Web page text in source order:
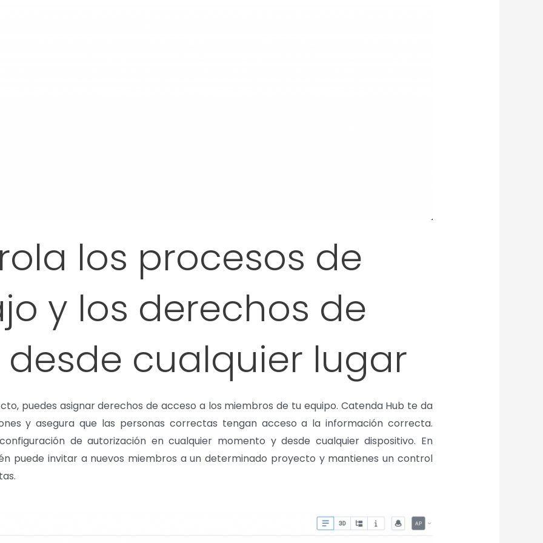
los procesos de
y los derechos de
cualquier lugar
puedes asignar derechos de acceso a los miembros de tu equipo. Catenda Hub te da
y asegura que las personas correctas tengan acceso a la información correcta.
de autorización en cualquier momento y desde cualquier dispositivo. En
puede invitar a nuevos miembros a un determinado proyecto y mantienes un control